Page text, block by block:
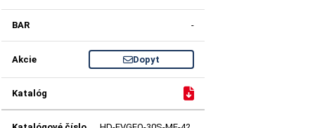
-
Dopyt